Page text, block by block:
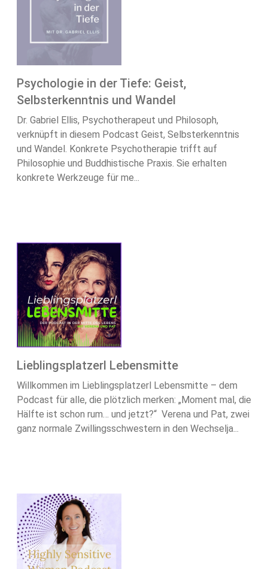
Psychologie in der Tiefe: Geist,
Selbsterkenntnis und Wandel
Dr. Gabriel Ellis, Psychotherapeut und Philosoph,
verknüpft in diesem Podcast Geist, Selbsterkenntnis
und Wandel. Konkrete Psychotherapie trifft auf
Philosophie und Buddhistische Praxis. Sie erhalten
konkrete Werkzeuge für me...
Lieblingsplatzerl Lebensmitte
Willkommen im Lieblingsplatzerl Lebensmitte – dem
Podcast für alle, die plötzlich merken: „Moment mal, die
Hälfte ist schon rum… und jetzt?“ Verena und Pat, zwei
ganz normale Zwillingsschwestern in den Wechselja...